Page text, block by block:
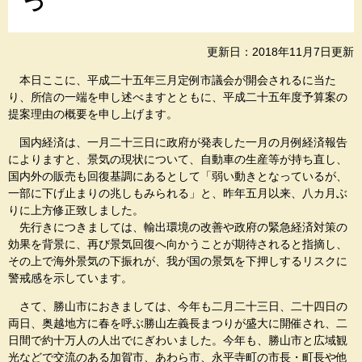
更新日：2018年11月7日更新
本日ここに、平成二十五年三月定例市議会が開会されるに当た
り、所信の一端を申し述べますとともに、平成二十五年度予算案の
提案理由の概要を申し上げます。
国内経済は、一月二十三日に政府が発表した一月の月例経済報告
によりますと、景気の現状について、自動車の生産等が持ち直し、
国内外の販売も回復基調にあるとして「弱い動きとなっているが、
一部に下げ止まりの兆しもみられる」と、昨年五月以来、八カ月ぶ
りに上方修正致しました。
先行きにつきましては、輸出環境の改善や政府の緊急経済対策の
効果を背景に、再び景気回復へ向かうことが期待されると指摘し、
その上で海外景気の下振れが、我が国の景気を下押しするリスクに
警戒感を示しています。
さて、勝山市におきましては、今年も二月二十三日、二十四日の
両日、奥越地方に春を呼ぶ勝山左義長まつりが盛大に開催され、二
日間で約十万人の人出でにぎわいました。今年も、勝山市と広域観
光などで交流のある加賀市、あわら市、永平寺町の市長・町長や他